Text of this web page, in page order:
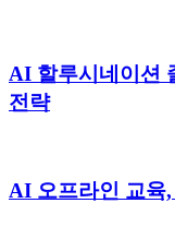
AI 할루시네이션
전략
AI 오프라인 교육